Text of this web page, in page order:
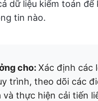
dữ liệu kiểm toán để
tin nào.
cho: Xác định các
trình, theo dõi các
và thực hiện cải tiến